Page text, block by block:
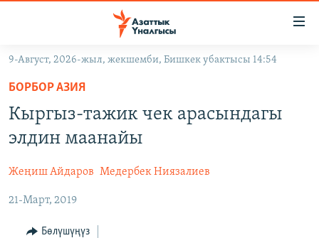
Навигацияга
өтүңүз
Издөөгө
салыңызКЫРГЫЗСТАН
ЭКОНОМИКА
МАДАНИЯТ
ДҮЙНӨ
БОРБОР АЗИЯ
АТАЙЫН ИЛИКТӨӨ
ТВ ПРОГРАММАЛАР
БҮГҮН АЗАТТЫКТА
ПОДКАСТ
9-Август, 2026-жыл, жекшемби, Бишкек убактысы 14:54
БОРБОР АЗИЯ
Кыргыз-тажик чек арасындагы
элдин маанайы
Жеңиш Айдаров Медербек Ниязалиев
21-Март, 2019
Бөлүшүңүз